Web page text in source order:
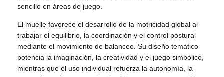
sencillo en áreas de juego.
El muelle favorece el desarrollo de la motricidad global al
trabajar el equilibrio, la coordinación y el control postural
mediante el movimiento de balanceo. Su diseño temático
potencia la imaginación, la creatividad y el juego simbólico,
mientras que el uso individual refuerza la autonomía, la